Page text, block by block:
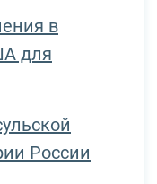
в
для
России